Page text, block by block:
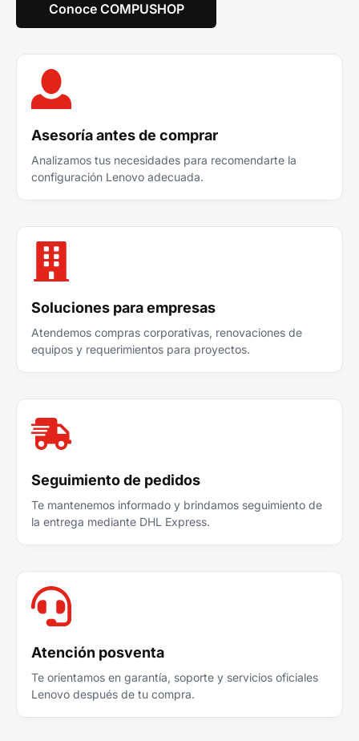
Conoce COMPUSHOP
Asesoría antes de comprar
Analizamos tus necesidades para recomendarte la
configuración Lenovo adecuada.
Soluciones para empresas
Atendemos compras corporativas, renovaciones de
equipos y requerimientos para proyectos.
Seguimiento de pedidos
Te mantenemos informado y brindamos seguimiento de
la entrega mediante DHL Express.
Atención posventa
Te orientamos en garantía, soporte y servicios oficiales
Lenovo después de tu compra.